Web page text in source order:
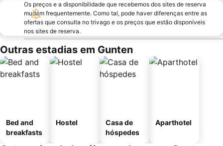
Os preços e a disponibilidade que recebemos dos sites de reserva
mudam frequentemente. Como tal, pode haver diferenças entre as
ofertas que consulta no trivago e os preços que estão disponíveis
nos sites de reserva.
Outras estadias em Gunten
Bed and
breakfasts
Hostel
Casa de
hóspedes
Aparthotel